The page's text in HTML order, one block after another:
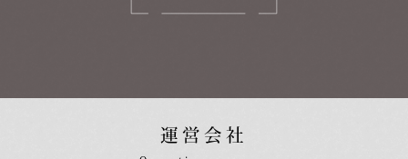
運営会社